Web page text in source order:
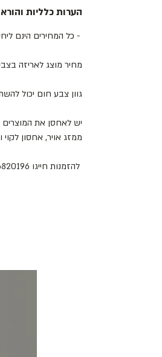
הערות כלליות
- כל המחירים הינם
מחיר מוצג לאריזה
גוון צבע חום יכול
ממזג אויר, אחסון לקוי
להזמנות חייגו 03-6820196 או השאירו פניה באתר/וואטסאפ.